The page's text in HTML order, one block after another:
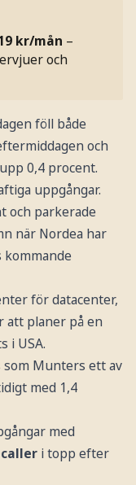
kr/mån –
och
föll både
och
0,4 procent.
uppgångar.
och parkerade
när Nordea har
för datacenter,
att planer på en
i USA.
som Munters ett av
med 1,4
med
i topp efter